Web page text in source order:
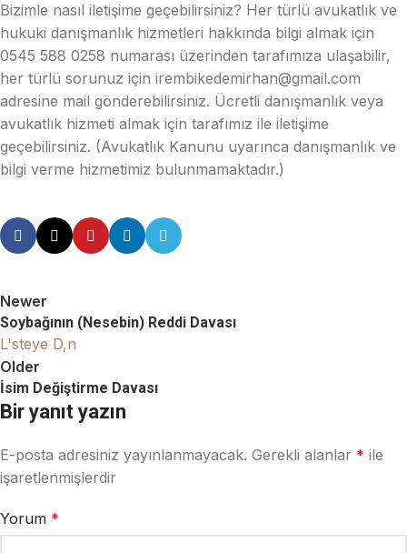
Bizimle nasıl iletişime geçebilirsiniz? Her türlü avukatlık ve
hukuki danışmanlık hizmetleri hakkında bilgi almak için
0545 588 0258 numarası üzerinden tarafımıza ulaşabilir,
her türlü sorunuz için irembikedemirhan@gmail.com
adresine mail gönderebilirsiniz. Ücretli danışmanlık veya
avukatlık hizmeti almak için tarafımız ile iletişime
geçebilirsiniz. (Avukatlık Kanunu uyarınca danışmanlık ve
bilgi verme hizmetimiz bulunmamaktadır.)
Newer
Soybağının (Nesebin) Reddi Davası
L'steye D,n
Older
İsim Değiştirme Davası
Bir yanıt yazın
E-posta adresiniz yayınlanmayacak. Gerekli alanlar * ile
işaretlenmişlerdir
Yorum *